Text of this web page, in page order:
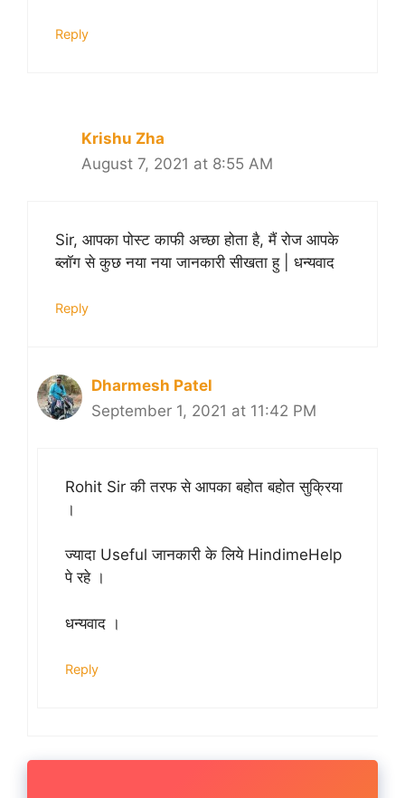
Reply
Krishu Zha
August 7, 2021 at 8:55 AM
Sir, आपका पोस्ट काफी अच्छा होता है, मैं रोज आपके
ब्लॉग से कुछ नया नया जानकारी सीखता हु | धन्यवाद
Reply
Dharmesh Patel
September 1, 2021 at 11:42 PM
Rohit Sir की तरफ से आपका बहोत बहोत सुक्रिया
।
ज्यादा Useful जानकारी के लिये HindimeHelp
पे रहे ।
धन्यवाद ।
Reply